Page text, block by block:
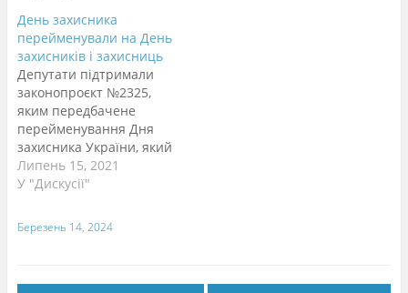
День захисника
перейменували на День
захисників і захисниць
Депутати підтримали
законопроєкт №2325,
яким передбачене
перейменування Дня
захисника України, який
відзначається 14 жовтня,
на День захисників та
рішення проголосували
317 депутатів. У
Липень 15, 2021
У "Дискусії"
Березень 14, 2024